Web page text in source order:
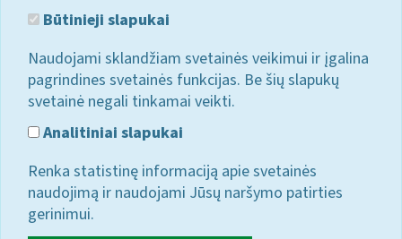
Būtinieji slapukai
Naudojami sklandžiam svetainės veikimui ir įgalina
pagrindines svetainės funkcijas. Be šių slapukų
svetainė negali tinkamai veikti.
Analitiniai slapukai
Renka statistinę informaciją apie svetainės
naudojimą ir naudojami Jūsų naršymo patirties
gerinimui.